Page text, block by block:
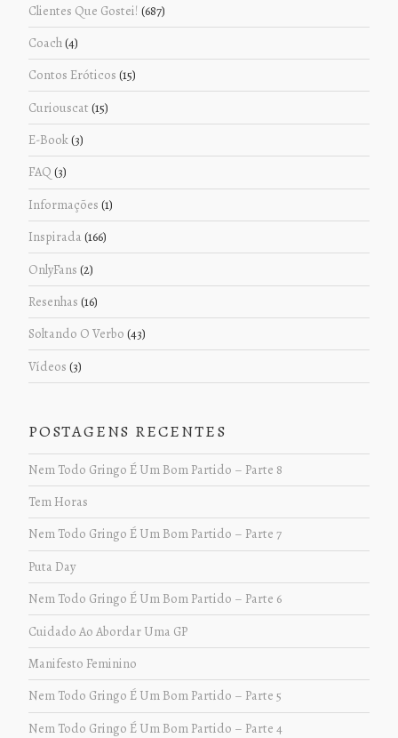
Clientes Que Gostei! (687)
Coach(4)
Contos Eróticos (15)
Curiouscat (15)
E-Book(3)
FAQ (3)
Informações (1)
Inspirada (166)
OnlyFans (2)
Resenhas (16)
Soltando O Verbo (43)
Vídeos (3)
POSTAGENS RECENTES
Nem Todo Gringo É Um Bom Partido – Parte 8
Tem Horas
Nem Todo Gringo É Um Bom Partido – Parte 7
Puta Day
Nem Todo Gringo É Um Bom Partido – Parte 6
Cuidado Ao Abordar Uma GP
Manifesto Feminino
Nem Todo Gringo É Um Bom Partido – Parte 5
Nem Todo Gringo É Um Bom Partido – Parte 4